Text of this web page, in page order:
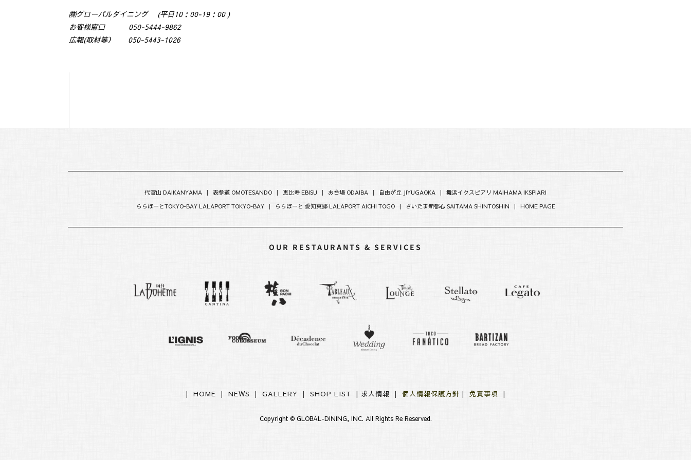
㈱グローバルダイニング (平日10：00-19：00 )
お客様窓口 050-5444-9862
広報(取材等） 050-5443-1026
代官山 DAIKANYAMA | 表参道 OMOTESANDO | 恵比寿 EBISU | お台場 ODAIBA | 自由が丘 JIYUGAOKA | 舞浜イクスピアリ MAIHAMA IKSPIARI
ららぽーとTOKYO-BAY LALAPORT TOKYO-BAY | ららぽーと 愛知東郷 LALAPORT AICHI TOGO | さいたま新都心 SAITAMA SHINTOSHIN | HOME PAGE
OUR RESTAURANTS & SERVICES
| HOME | NEWS | GALLERY | SHOP LIST | 求人情報 | 個人情報保護方針 | 免責事項 |
Copyright © GLOBAL-DINING, INC. All Rights Re Reserved.